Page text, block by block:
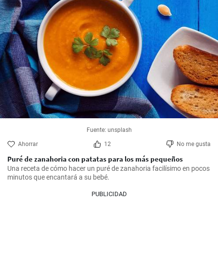
Fuente: unsplash
Ahorrar 12 No me gusta
Puré de zanahoria con patatas para los más pequeños
Una receta de cómo hacer un puré de zanahoria facilísimo en pocos
minutos que encantará a su bebé.
PUBLICIDAD